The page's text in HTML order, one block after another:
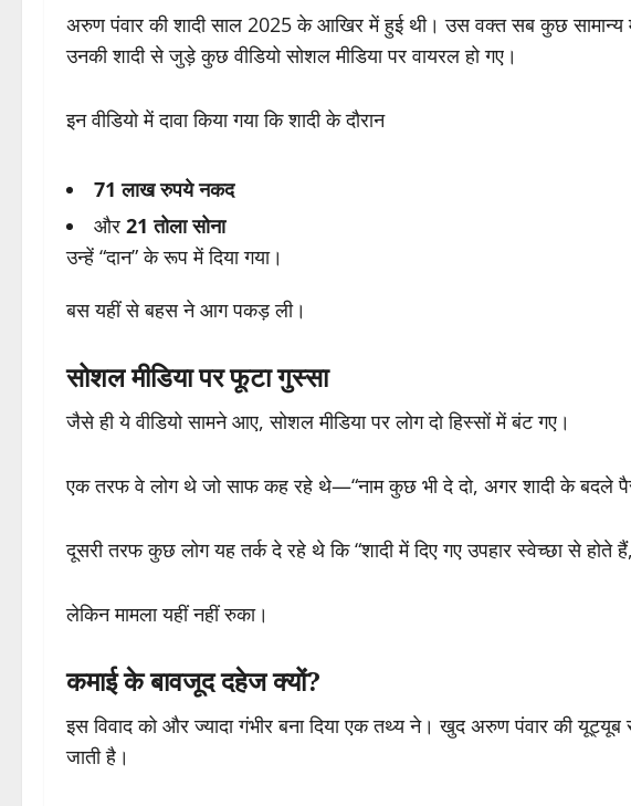
अरुण पंवार की शादी साल 2025 के आखिर में हुई थी। उस वक्त सब कुछ
उनकी शादी से जुड़े कुछ वीडियो सोशल मीडिया पर वायरल हो गए।
इन वीडियो में दावा किया गया कि शादी के दौरान
71 लाख रुपये नकद
और 21 तोला सोना
उन्हें “दान” के रूप में दिया गया।
बस यहीं से बहस ने आग पकड़ ली।
सोशल मीडिया पर फूटा गुस्सा
जैसे ही ये वीडियो सामने आए, सोशल मीडिया पर लोग दो हिस्सों में बंट गए।
एक तरफ वे लोग थे जो साफ कह रहे थे—“नाम कुछ भी दे दो, अगर शादी के बदले
दूसरी तरफ कुछ लोग यह तर्क दे रहे थे कि “शादी में दिए गए उपहार स्वेच्छा से होते
लेकिन मामला यहीं नहीं रुका।
कमाई के बावजूद दहेज क्यों?
इस विवाद को और ज्यादा गंभीर बना दिया एक तथ्य ने। खुद अरुण पंवार की
जाती है।